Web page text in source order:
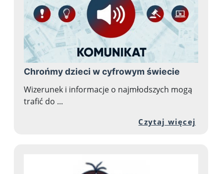
Chrońmy dzieci w cyfrowym świecie
Wizerunek i informacje o najmłodszych mogą
trafić do ...
Czytaj więcej